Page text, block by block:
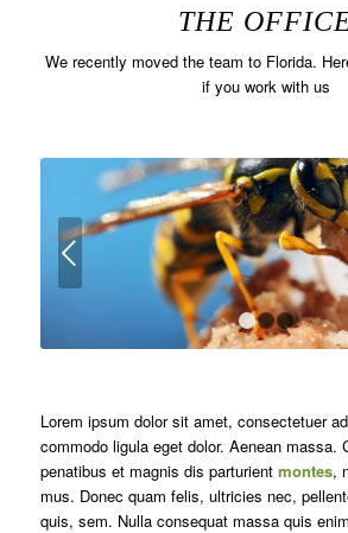
THE
We recently moved the team to Florida.
if you work with us
Lorem ipsum dolor sit amet, consectetuer
commodo ligula eget dolor. Aenean massa.
penatibus et magnis dis parturient montes,
mus. Donec quam felis, ultricies nec,
quis, sem. Nulla consequat massa quis